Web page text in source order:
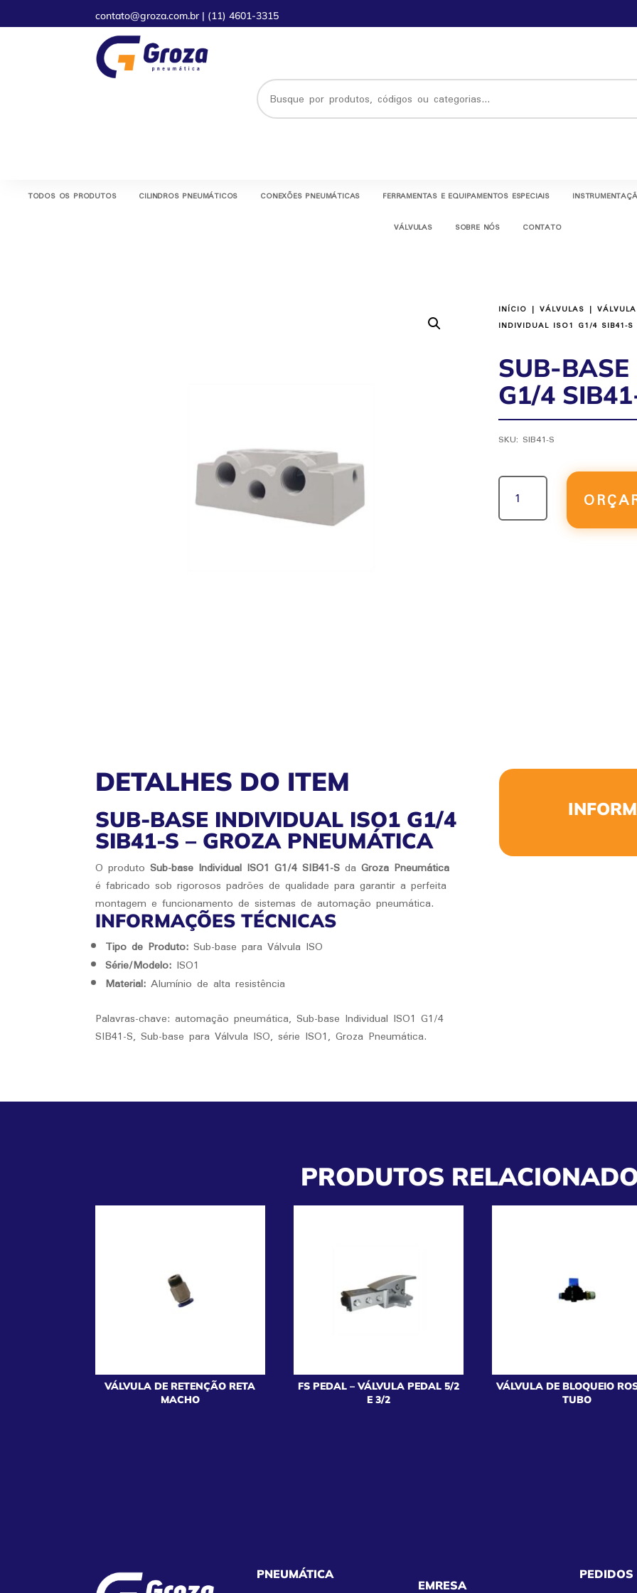
contato@groza.com.br | (11) 4601-3315
TODOS OS PRODUTOS CILINDROS PNEUMÁTICOS CONEXÕES PNEUMÁTICAS FERRAMENTAS E EQUIPAMENTOS ESPECIAIS
VÁLVULAS SOBRE NÓS CONTATO
INÍCIO | VÁLVULAS |
INDIVIDUAL ISO1 G1/4 SIB41-S
SUB-
G1/4
SKU: SIB41-S
SUB-
BASE
INDIVIDUAL
DETALHES DO ITEM
SUB-BASE INDIVIDUAL ISO1 G1/4
SIB41-S – GROZA PNEUMÁTICA
O produtoSub-base Individual ISO1 G1/4 SIB41-S daGroza Pneumática
é fabricado sob rigorosos padrões de qualidade para garantir a perfeita
montagem e funcionamento de sistemas de automação pneumática.
INFORMAÇÕES TÉCNICAS
Tipo de Produto: Sub-base para Válvula ISO
Série/Modelo: ISO1
Material: Alumínio de alta resistência
Palavras-chave: automação pneumática, Sub-base Individual ISO1 G1/4
SIB41-S, Sub-base para Válvula ISO, série ISO1, Groza Pneumática.
PRODUTOS
VÁLVULA DE RETENÇÃO RETA
MACHO
FS PEDAL – VÁLVULA PEDAL 5/2
E 3/2
VÁLVULA DE BLOQUEIO
TUBO
PNEUMÁTICA
EMRESA
PEDIDOS